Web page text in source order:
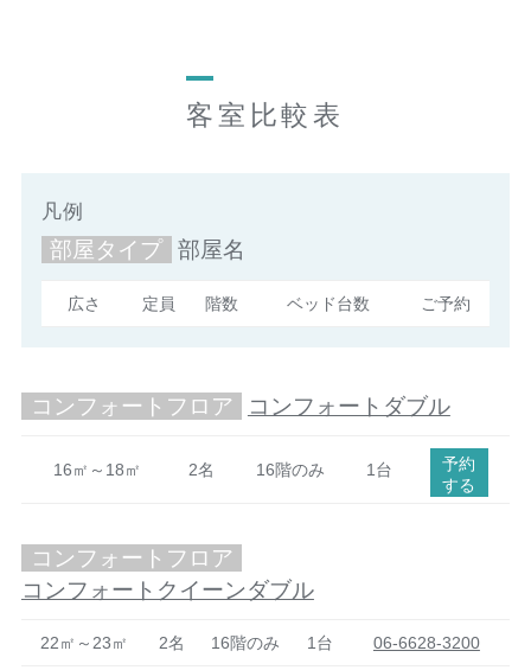
客室比較表
凡例
部屋タイプ 部屋名
広さ 定員 階数 ベッド台数 ご予約
コンフォートフロア コンフォートダブル
16㎡～18㎡ 2名 16階のみ 1台
予約
する
コンフォートフロア
コンフォートクイーンダブル
22㎡～23㎡ 2名 16階のみ 1台 06-6628-3200